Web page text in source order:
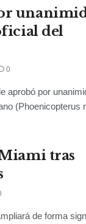
del
0
aprobó por
(Phoenicopterus
tras
de forma